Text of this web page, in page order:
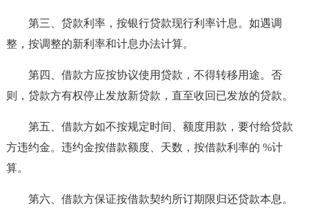
第三、贷款利率，按银行贷款现行利率计息。如遇调
整，按调整的新利率和计息办法计算。
第四、借款方应按协议使用贷款，不得转移用途。否
则，贷款方有权停止发放新贷款，直至收回已发放的贷款。
第五、借款方如不按规定时间、额度用款，要付给贷款
方违约金。违约金按借款额度、天数，按借款利率的 %计
算。
第六、借款方保证按借款契约所订期限归还贷款本息。